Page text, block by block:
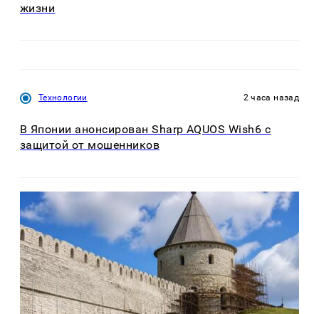
жизни
Технологии 2 часа назад
В Японии анонсирован Sharp AQUOS Wish6 с
защитой от мошенников